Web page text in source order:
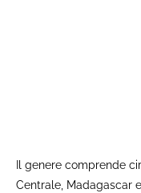
Il genere comprende
Centrale, Madagascar